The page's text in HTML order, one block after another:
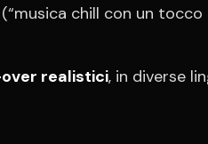
chill con un tocco
realistici, in diverse